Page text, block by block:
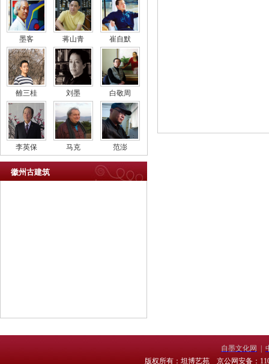
墨客 蒋山青 崔自默
雒三桂 刘墨 白敬周
李英保 马克 范澎
徽州古建筑
自墨文化网
版权所有：坦博艺苑 京公网安备：